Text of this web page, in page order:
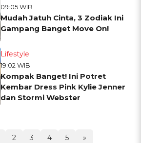
09:05 WIB
Mudah Jatuh Cinta, 3 Zodiak Ini
Gampang Banget Move On!
Lifestyle
19:02 WIB
Kompak Banget! Ini Potret
Kembar Dress Pink Kylie Jenner
dan Stormi Webster
2 3 4 5 »